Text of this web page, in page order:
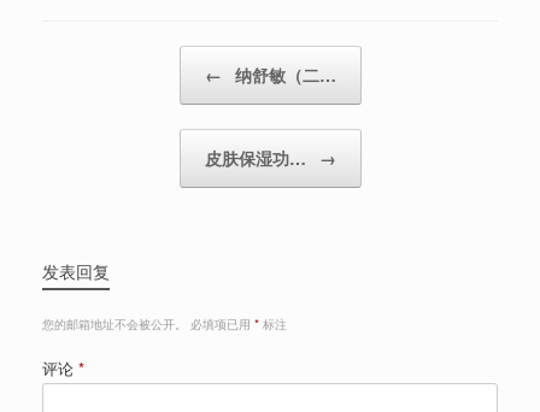
← 纳舒敏（二…
皮肤保湿功… →
发表回复
您的邮箱地址不会被公开。 必填项已用 * 标注
评论 *